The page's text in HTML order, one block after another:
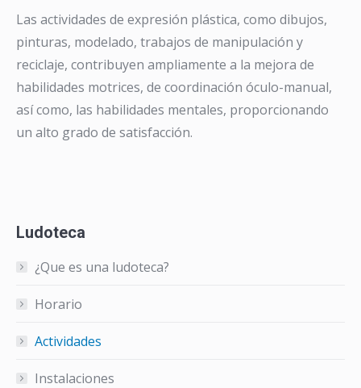
Las actividades de expresión plástica, como dibujos,
pinturas, modelado, trabajos de manipulación y
reciclaje, contribuyen ampliamente a la mejora de
habilidades motrices, de coordinación óculo-manual,
así como, las habilidades mentales, proporcionando
un alto grado de satisfacción.
Ludoteca
¿Que es una ludoteca?
Horario
Actividades
Instalaciones